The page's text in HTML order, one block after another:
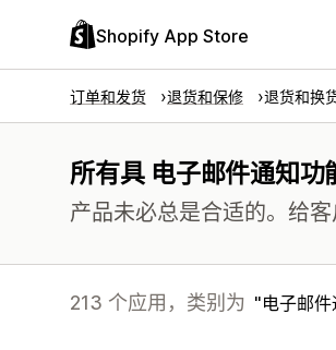
Shopify App Store
订单和发货 退货和保修 退货和换
所有具 电子邮件通知功
产品未必总是合适的。给
213 个应用，类别为 电子邮件